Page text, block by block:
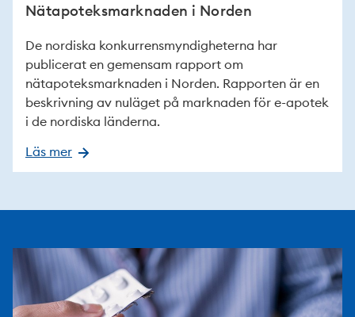
Nätapoteksmarknaden i Norden
De nordiska konkurrensmyndigheterna har
publicerat en gemensam rapport om
nätapoteksmarknaden i Norden. Rapporten är en
beskrivning av nuläget på marknaden för e-apotek
i de nordiska länderna.
Läs mer